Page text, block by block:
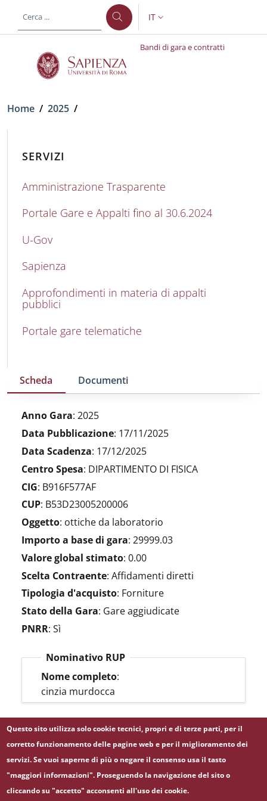
al contenuto principale
SELETTORE LINGUA:
IT
Bandi di gara e contratti
Briciole di pane
Home / 2025 /
SERVIZI
Amministrazione Trasparente
Portale Gare e Appalti fino al 30.6.2024
U-Gov
Sapienza
Approfondimenti in materia di appalti
pubblici
Portale gare telematiche
Scheda Documenti
Anno Gara: 2025
Data Pubblicazione: 17/11/2025
Data Scadenza: 17/12/2025
Centro Spesa: DIPARTIMENTO DI FISICA
CIG: B916F577AF
CUP: B53D23005200006
Oggetto: ottiche da laboratorio
Importo a base di gara: 29999.03
Valore global stimato: 0.00
Scelta Contraente: Affidamenti diretti
Tipologia d'acquisto: Forniture
Stato della Gara: Gare aggiudicate
PNRR: Sì
Nominativo RUP
Nome completo:
cinzia murdocca
Questo sito utilizza solo cookie tecnici, propri e di terze parti, per il
corretto funzionamento delle pagine web e per il miglioramento dei
servizi. Se vuoi saperne di più o negare il consenso usa il tasto
"maggiori informazioni". Proseguendo la navigazione del sito o
cliccando su "accetto" acconsenti all'uso dei cookie.